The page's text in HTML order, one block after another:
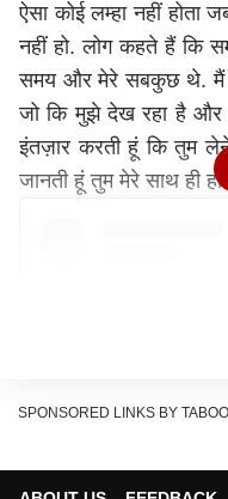
ऐसा कोई लम्हा नहीं
नहीं हो. लोग कहते हैं कि
समय और मेरे सबकुछ थे. मैं
जो कि मुझे देख रहा है और
इंतज़ार करती हूं कि तुम
जानती हूं तुम मेरे साथ ही हो.
SPONSORED LINKS BY